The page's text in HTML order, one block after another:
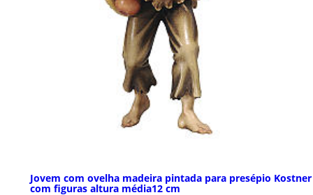
Jovem com ovelha madeira pintada para presépio Kostner
com figuras altura média12 cm